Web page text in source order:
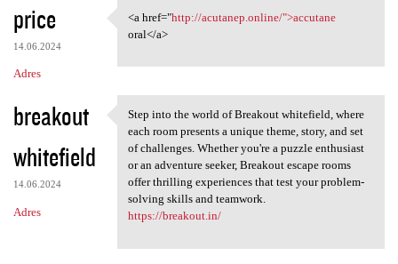
price
14.06.2024
Adres
<a href="http://acutanep
<a href="http://acutanep.online/">accutane
oral</a>
breakout
whitefield
14.06.2024
Adres
Step into the world of
Step into the world of Breakout whitefield, where
each room presents a unique theme, story, and set
of challenges. Whether you're a puzzle enthusiast
or an adventure seeker, Breakout escape rooms
offer thrilling experiences that test your problem-
solving skills and teamwork.
https://breakout.in/